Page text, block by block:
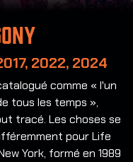
2022, 2024
comme « l'un
tous les temps »,
tracé. Les choses se
pour Life
York, formé en 1989